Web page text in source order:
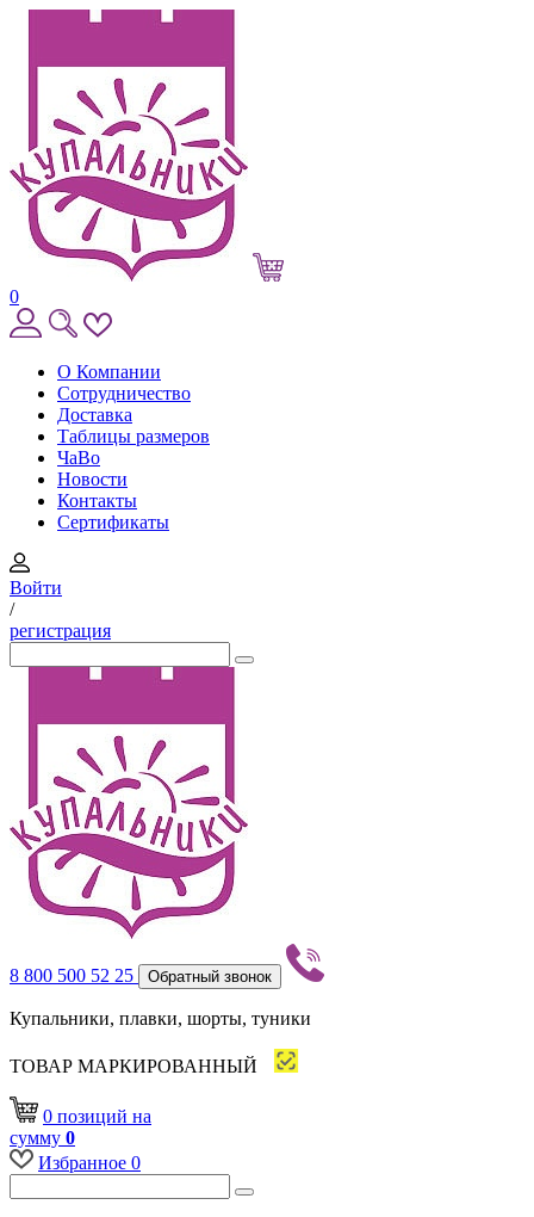
0
О Компании
Сотрудничество
Доставка
Таблицы размеров
ЧаВо
Новости
Контакты
Сертификаты
Войти
/
регистрация
8 800 500 52 25 Обратный звонок
Купальники, плавки, шорты, туники
ТОВАР МАРКИРОВАННЫЙ
0 позиций на
сумму 0
Избранное 0